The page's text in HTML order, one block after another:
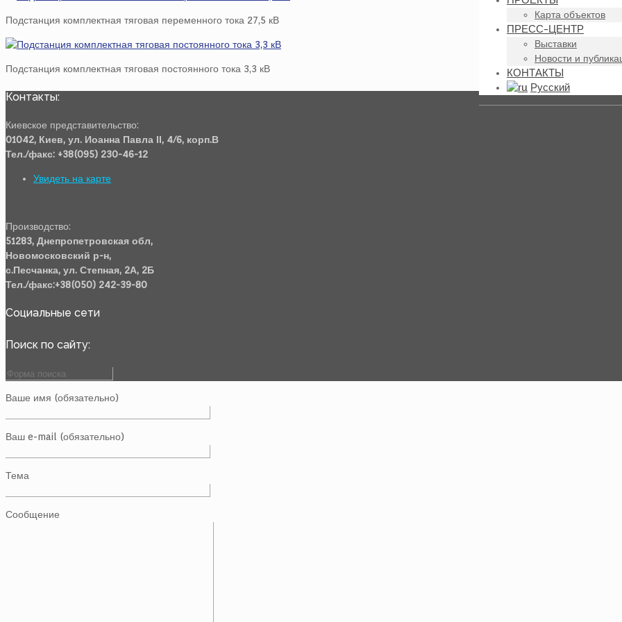
Карта объектов
ПРЕСС-ЦЕНТР
Выставки
Новости и
КОНТАКТЫ
Русский
Подстанция комплектная тяговая переменного тока 27,5 кВ
Подстанция комплектная тяговая постоянного тока 3,3 кВ
Контакты:
Киевское представительство:
01042, Киев, ул. Иоанна Павла ІІ, 4/6, корп.В
Тел./факс: +38(095) 230-46-12
Увидеть на карте
Производство:
51283, Днепропетровская обл,
Новомосковский р-н,
с.Песчанка, ул. Степная, 2А, 2Б
Тел./факс:+38(050) 242-39-80
Социальные сети
Поиск по сайту:
Ваше имя (обязательно)
Ваш e-mail (обязательно)
Тема
Сообщение